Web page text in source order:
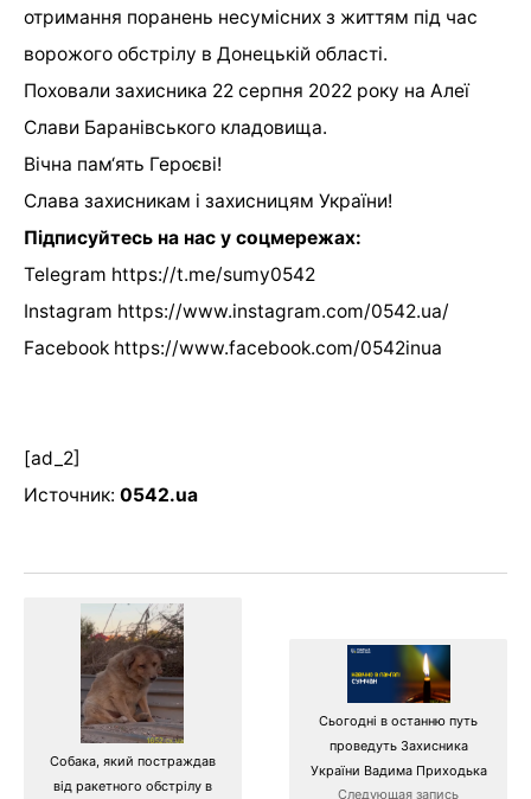
отримання поранень несумісних з життям під час
ворожого обстрілу в Донецькій області.
Поховали захисника 22 серпня 2022 року на Алеї
Слави Баранівського кладовища.
Вічна пам‘ять Героєві!
Слава захисникам і захисницям України!
Підписуйтесь на нас у соцмережах:
Telegram https://t.me/sumy0542
Instagram https://www.instagram.com/0542.ua/
Facebook https://www.facebook.com/0542inua
[ad_2]
Источник: 0542.ua
Собака, який постраждав
від ракетного обстрілу в
Сьогодні в останню путь
проведуть Захисника
України Вадима Приходька
Следующая запись